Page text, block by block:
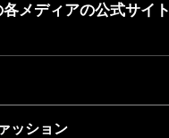
メディアの公式サイト
ッション